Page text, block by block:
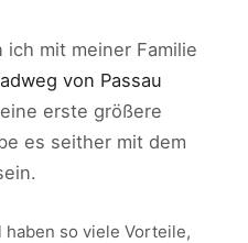
mit meiner Familie
von Passau
erste größere
es seither mit dem
so viele Vorteile,